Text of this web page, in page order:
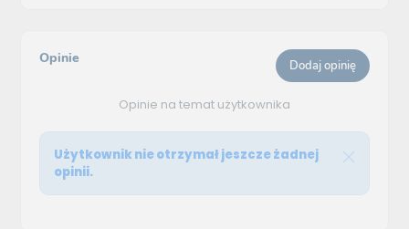
Opinie Dodaj opinię
Opinie na temat użytkownika
Użytkownik nie otrzymał jeszcze żadnej
opinii.